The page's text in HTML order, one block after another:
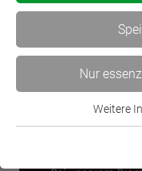
Nur
Essenzielle Cookies
Weitere